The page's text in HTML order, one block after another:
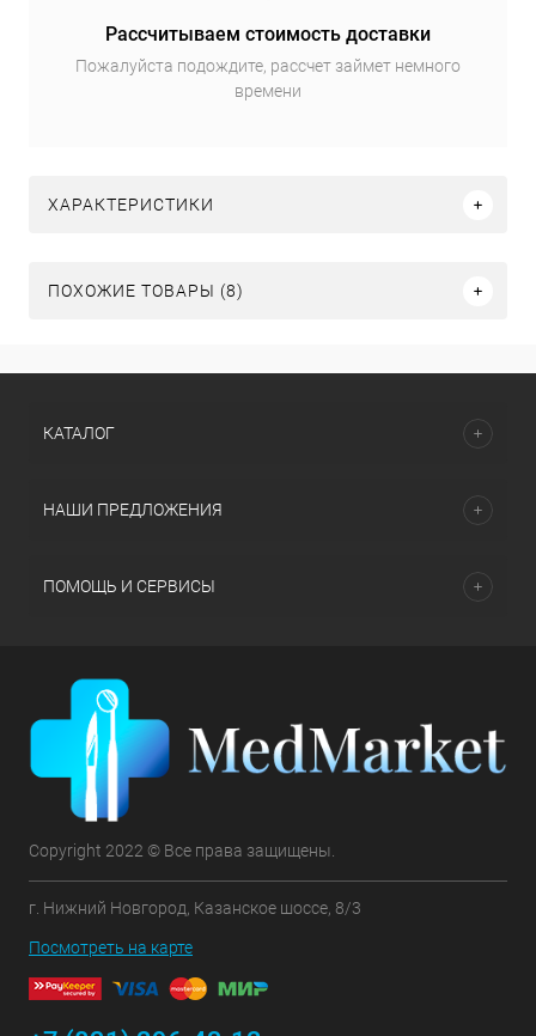
Рассчитываем стоимость доставки
Пожалуйста подождите, рассчет займет немного
времени
ХАРАКТЕРИСТИКИ
ПОХОЖИЕ ТОВАРЫ (8)
КАТАЛОГ
НАШИ ПРЕДЛОЖЕНИЯ
ПОМОЩЬ И СЕРВИСЫ
Copyright 2022 © Все права защищены.
г. Нижний Новгород, Казанское шоссе, 8/3
Посмотреть на карте